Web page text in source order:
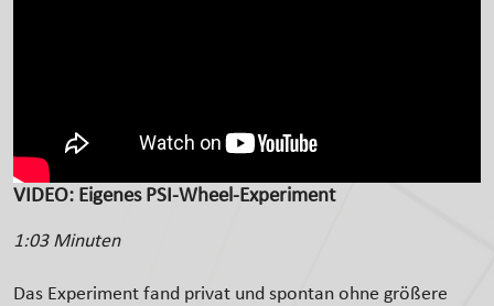
VIDEO: Eigenes PSI-Wheel-Experiment
1:03 Minuten
Das Experiment fand privat und spontan ohne größere